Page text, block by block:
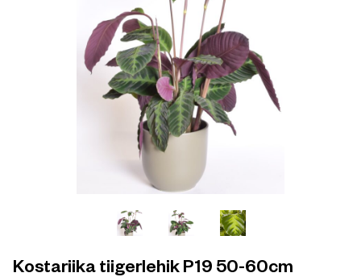
Kostariika tiigerlehik P19 50-60cm